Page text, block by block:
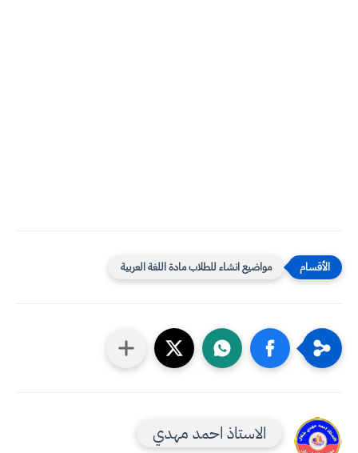
مواضيع انشاء للطلاب مادة اللغة العربية
الاستاذ احمد مهدي